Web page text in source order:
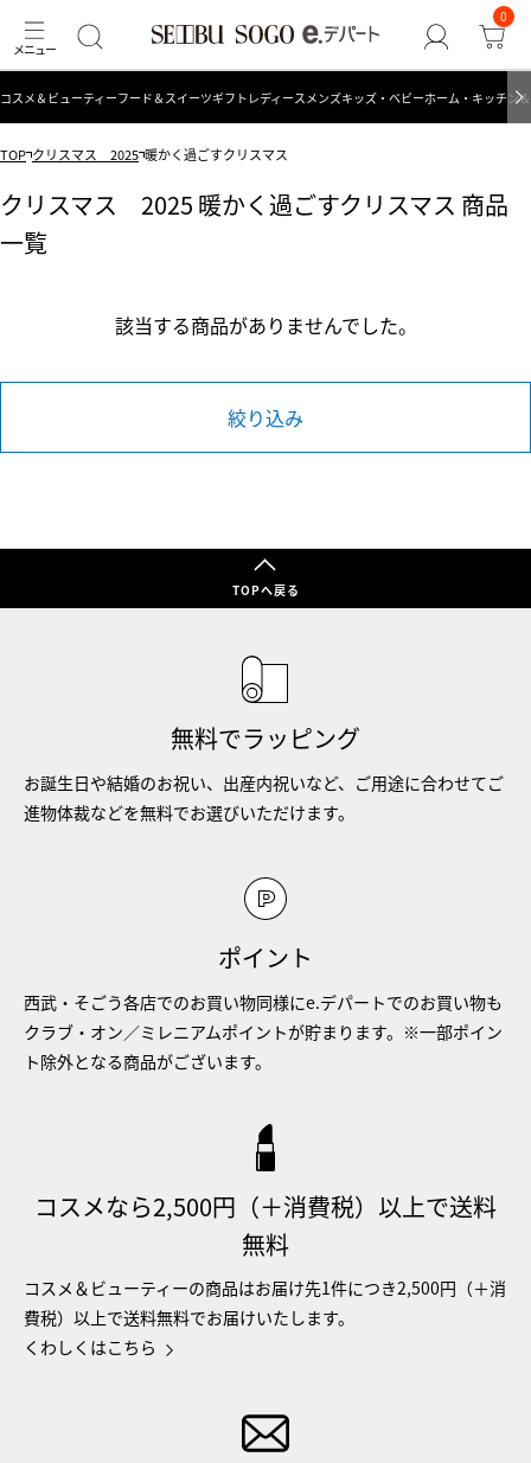
0
コスメ＆ビューティーフード＆スイーツギフト レディース メンズキッズ・ベビーホーム・キッチン
TOP クリスマス 2025 暖かく過ごすクリスマス
クリスマス 2025 暖かく過ごすクリスマス 商品
一覧
該当する商品がありませんでした。
絞り込み
TOPへ戻る
無料でラッピング
お誕生日や結婚のお祝い、出産内祝いなど、ご用途に合わせてご
進物体裁などを無料でお選びいただけます。
ポイント
西武・そごう各店でのお買い物同様にe.デパートでのお買い物も
クラブ・オン／ミレニアムポイントが貯まります。※一部ポイン
ト除外となる商品がございます。
コスメなら2,500円（＋消費税）以上で送料
無料
コスメ＆ビューティーの商品はお届け先1件につき2,500円（＋消
費税）以上で送料無料でお届けいたします。
くわしくはこちら